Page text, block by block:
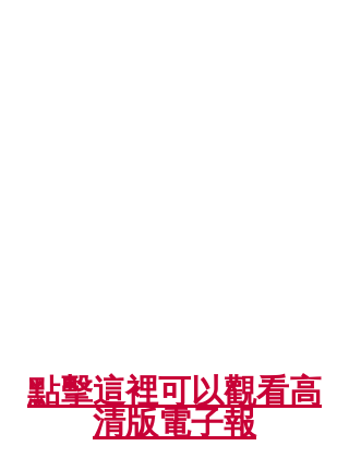
點擊這裡可以觀看高
清版電子報